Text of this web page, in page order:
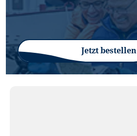
Jetzt bestellen